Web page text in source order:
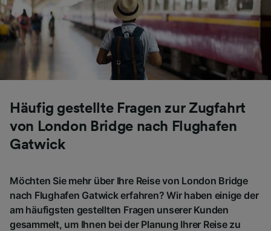
Häufig gestellte Fragen zur Zugfahrt
von London Bridge nach Flughafen
Gatwick
Möchten Sie mehr über Ihre Reise von London Bridge
nach Flughafen Gatwick erfahren? Wir haben einige der
am häufigsten gestellten Fragen unserer Kunden
gesammelt, um Ihnen bei der Planung Ihrer Reise zu